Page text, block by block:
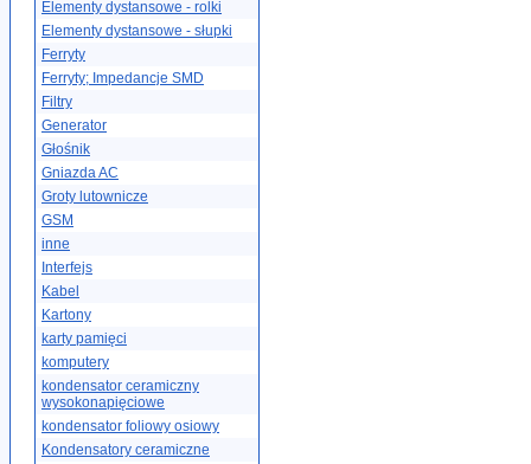
Elementy dystansowe - rolki
Elementy dystansowe - słupki
Ferryty
Ferryty; Impedancje SMD
Filtry
Generator
Głośnik
Gniazda AC
Groty lutownicze
GSM
inne
Interfejs
Kabel
Kartony
karty pamięci
komputery
kondensator ceramiczny
wysokonapięciowe
kondensator foliowy osiowy
Kondensatory ceramiczne